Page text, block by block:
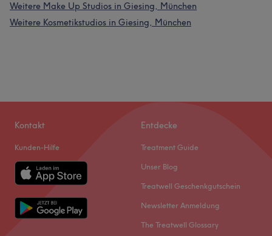
Weitere Make Up Studios in Giesing, München
Weitere Kosmetikstudios in Giesing, München
Kontakt
Kunden-Hilfe
Entdecke
Treatment Guide
Unser Blog
Treatwell Geschenkgutschein
Newsletter Anmeldung
The Treatwell Glossary